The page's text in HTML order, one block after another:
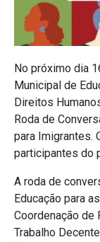
No próximo dia
Municipal de
Direitos
Roda de
para Imigrantes.
participantes do
A roda de
Educação para
Coordenação
Trabalho